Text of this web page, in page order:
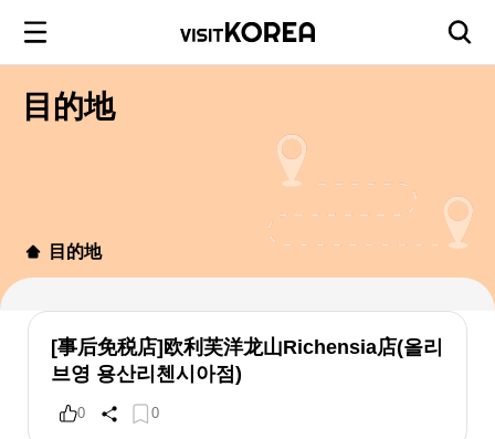
目的地
目的地
[事后免税店]欧利芙洋龙山Richensia店(올리
브영 용산리첸시아점)
0 0